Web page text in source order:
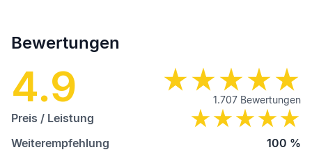
Bewertungen
4.9 1.707 Bewertungen
Preis / Leistung
Weiterempfehlung
100 %